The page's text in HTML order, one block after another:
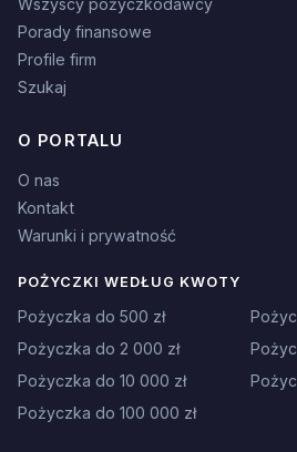
Porady finansowe
Profile firm
Szukaj
O PORTALU
O nas
Kontakt
Warunki i prywatność
POŻYCZKI WEDŁUG KWOTY
Pożyczka do 500 zł
Pożyczka do 2 000 zł
Pożyczka do 10 000 zł
Pożyczka do 100 000 zł